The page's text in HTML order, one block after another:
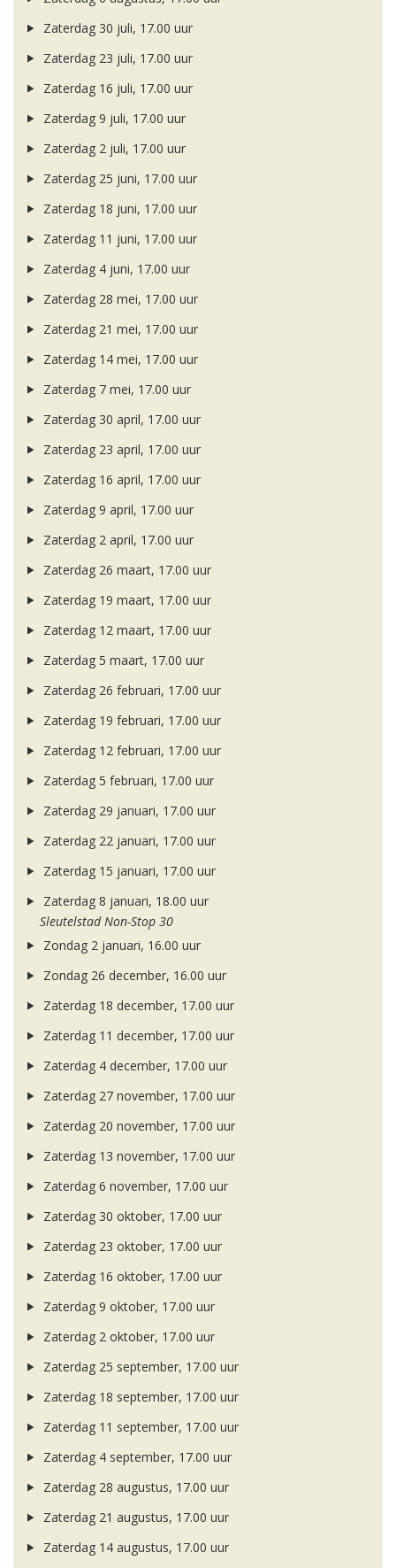
Zaterdag 30 juli, 17.00 uur
Zaterdag 23 juli, 17.00 uur
Zaterdag 16 juli, 17.00 uur
Zaterdag 9 juli, 17.00 uur
Zaterdag 2 juli, 17.00 uur
Zaterdag 25 juni, 17.00 uur
Zaterdag 18 juni, 17.00 uur
Zaterdag 11 juni, 17.00 uur
Zaterdag 4 juni, 17.00 uur
Zaterdag 28 mei, 17.00 uur
Zaterdag 21 mei, 17.00 uur
Zaterdag 14 mei, 17.00 uur
Zaterdag 7 mei, 17.00 uur
Zaterdag 30 april, 17.00 uur
Zaterdag 23 april, 17.00 uur
Zaterdag 16 april, 17.00 uur
Zaterdag 9 april, 17.00 uur
Zaterdag 2 april, 17.00 uur
Zaterdag 26 maart, 17.00 uur
Zaterdag 19 maart, 17.00 uur
Zaterdag 12 maart, 17.00 uur
Zaterdag 5 maart, 17.00 uur
Zaterdag 26 februari, 17.00 uur
Zaterdag 19 februari, 17.00 uur
Zaterdag 12 februari, 17.00 uur
Zaterdag 5 februari, 17.00 uur
Zaterdag 29 januari, 17.00 uur
Zaterdag 22 januari, 17.00 uur
Zaterdag 15 januari, 17.00 uur
Zaterdag 8 januari, 18.00 uur
Sleutelstad Non-Stop 30
Zondag 2 januari, 16.00 uur
Zondag 26 december, 16.00 uur
Zaterdag 18 december, 17.00 uur
Zaterdag 11 december, 17.00 uur
Zaterdag 4 december, 17.00 uur
Zaterdag 27 november, 17.00 uur
Zaterdag 20 november, 17.00 uur
Zaterdag 13 november, 17.00 uur
Zaterdag 6 november, 17.00 uur
Zaterdag 30 oktober, 17.00 uur
Zaterdag 23 oktober, 17.00 uur
Zaterdag 16 oktober, 17.00 uur
Zaterdag 9 oktober, 17.00 uur
Zaterdag 2 oktober, 17.00 uur
Zaterdag 25 september, 17.00 uur
Zaterdag 18 september, 17.00 uur
Zaterdag 11 september, 17.00 uur
Zaterdag 4 september, 17.00 uur
Zaterdag 28 augustus, 17.00 uur
Zaterdag 21 augustus, 17.00 uur
Zaterdag 14 augustus, 17.00 uur